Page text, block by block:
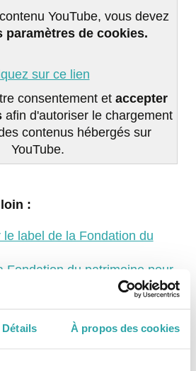
Détails À propos des cookies
YouTube, vous devez
paramètres de cookies.
sur ce lien
consentement et accepter
afin d'autoriser le chargement
contenus hébergés sur
YouTube.
:
le label de la Fondation du
Fondation du patrimoine pour